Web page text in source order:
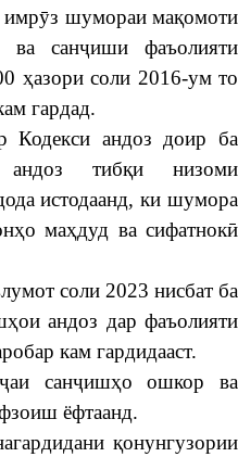
имрӯз шумораи мақомоти
санҷиши фаъолияти
ҳазори соли 2016-ум то
гардад.
Кодекси андоз доир ба
андоз тибқи низоми
истодаанд, ки шумора
маҳдуд ва сифатнокӣ
соли 2023 нисбат ба
андоз дар фаъолияти
кам гардидааст.
санҷишҳо ошкор ва
ёфтаанд.
қонунгузории